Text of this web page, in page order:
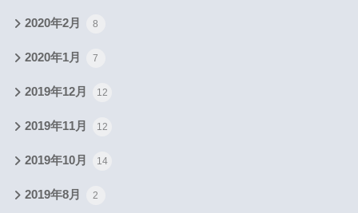
2020年2月 8
2020年1月 7
2019年12月 12
2019年11月 12
2019年10月 14
2019年8月 2